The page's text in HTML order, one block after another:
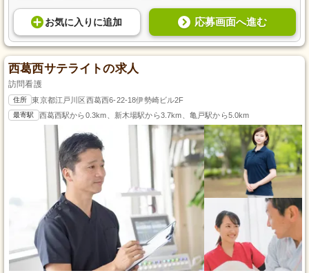
お気に入り に追加 応募画面へ進む
西葛西サテライトの求人
訪問看護
住所 東京都江戸川区西葛西6-22-18伊勢崎ビル2F
最寄駅 西葛西駅から0.3km、新木場駅から3.7km、亀戸駅から5.0km